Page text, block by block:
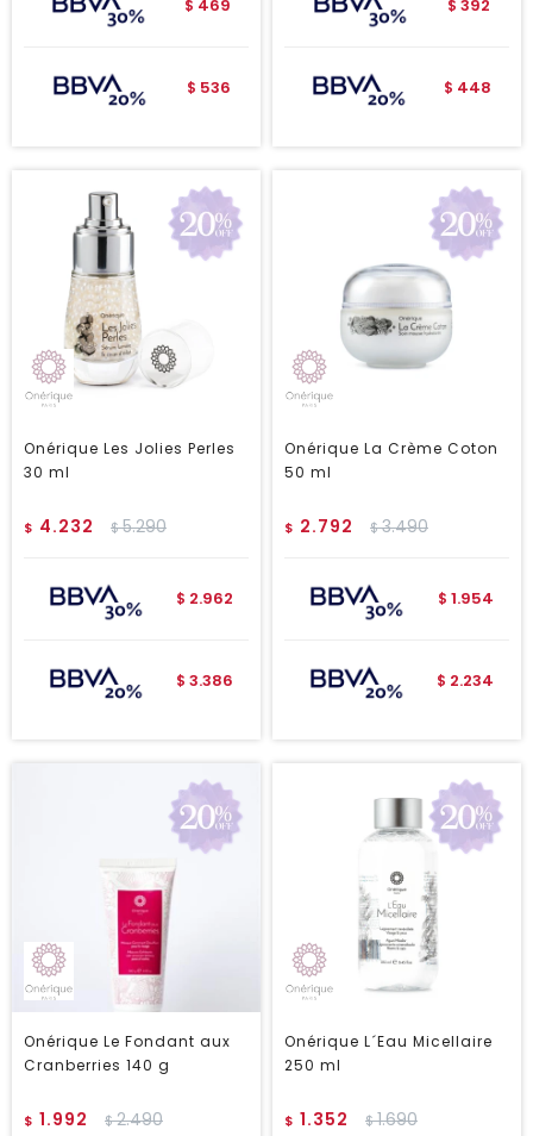
$ 469
$ 536
$ 392
$ 448
Onérique Les Jolies Perles
30 ml
$ 4.232 $5.290
$ 2.962
$ 3.386
Onérique La Crème Coton
50 ml
$ 2.792 $3.490
$ 1.954
$ 2.234
Onérique Le Fondant aux
Cranberries 140 g
$ 1.992 $2.490
Onérique L´Eau Micellaire
250 ml
$ 1.352 $1.690